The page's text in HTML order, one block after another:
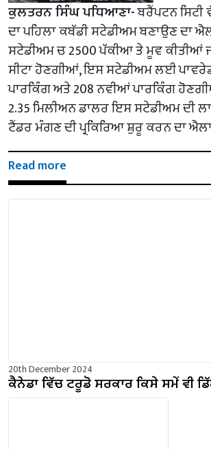
ਕੁਲਤਰਨ ਸਿੰਘ ਪਧਿਆਣਾ-ਬਰੈਂਪਟਨ ਸਿਟੀ
ਦਾ ਪਹਿਲਾ ਕਬੱਡੀ ਸਟੇਡੀਅਮ ਬਣਾਉਣ ਦਾ
ਸਟੇਡੀਅਮ ਚ 2500 ਪੱਕੀਆ ਤੇ ਮੂਵ ਕੀਤੀਆਂ
ਸੀਟਾ ਹੋਣਗੀਆਂ, ਇਸ ਸਟੇਡੀਅਮ ਲਈ
ਪਾਰਕਿੰਗ ਅਤੇ 208 ਨਵੀਆਂ ਪਾਰਕਿੰਗ
2.35 ਮਿਲੀਅਨ ਡਾਲਰ ਇਸ ਸਟੇਡੀਅਮ ਦੀ
ਟੈਂਡਰ ਮੰਗਣ ਦੀ ਪ੍ਰਕਿਰਿਆ ਸ਼ੁਰੂ ਕਰਨ ਦਾ
Read more
20th December 2024
ਕੈਨੇਡਾ ਵਿੱਚ ਟਰੂਡੋ ਸਰਕਾਰ ਕਿਸੇ ਸਮੇਂ ਵੀ